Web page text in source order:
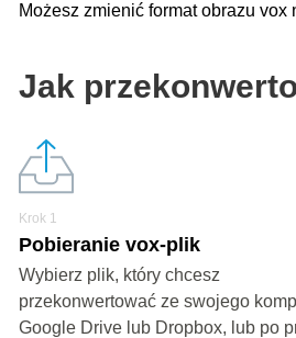
Możesz zmienić format obrazu
Jak
Krok 1
Pobieranie vox-plik
Wybierz plik, który chcesz
przekonwertować ze swojego
Google Drive lub Dropbox, lub po